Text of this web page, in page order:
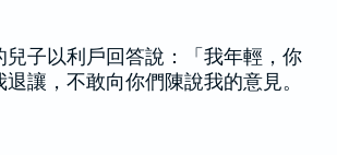
兒子以利戶回答說：「我年輕，你
讓，不敢向你們陳說我的意見。